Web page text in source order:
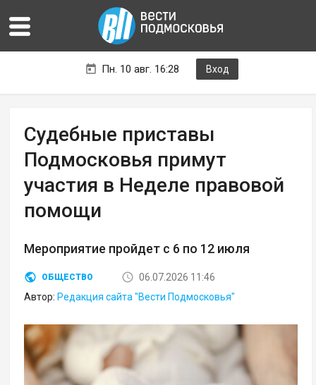
Пн. 10 авг. 16:28 Вход
Судебные приставы
Подмосковья примут
участия в Неделе правовой
помощи
Мероприятие пройдет с 6 по 12 июля
ОБЩЕСТВО
06.07.2026 11:46
Автор: Редакция сайта "Вести Подмосковья"